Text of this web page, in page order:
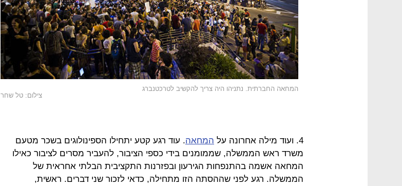
המחאה החברתית. נתניהו היה צריך להקשיב לטרכטנברג
צילום: טל שחר
4. ועוד מילה אחרונה על המחאה. עוד רגע קטע יתחילו הספינולוגים בשכר מטעם
משרד ראש הממשלה, שממומנים בידי כספי הציבור, להעביר מסרים לציבור כאילו
המחאה אשמה בהתנפחות הגירעון ובפזרנות התקציבית הבלתי אחראית של
הממשלה. רגע לפני שההסתה הזו מתחילה, כדאי לזכור שני דברים. ראשית,